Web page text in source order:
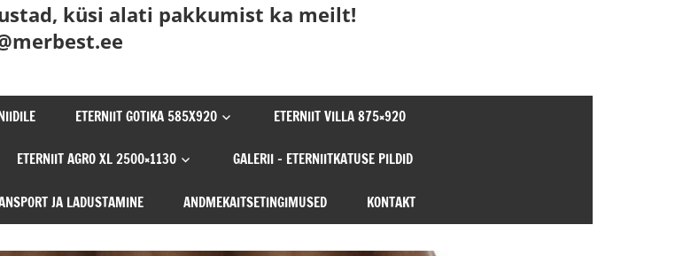
küsi alati pakkumist ka meilt!
ETERNIIT GOTIKA 585X920 ETERNIIT VILLA 875×920
ETERNIIT AGRO XL 2500×1130 GALERII – ETERNIITKATUSE PILDID
JA LADUSTAMINE ANDMEKAITSETINGIMUSED KONTAKT